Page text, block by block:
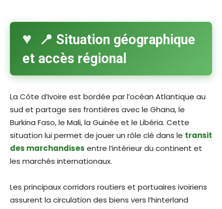
📍 Situation géographique
et accès régional
La Côte d’Ivoire est bordée par l’océan Atlantique au
sud et partage ses frontières avec le Ghana, le
Burkina Faso, le Mali, la Guinée et le Libéria. Cette
situation lui permet de jouer un rôle clé dans le transit
des marchandises entre l’intérieur du continent et
les marchés internationaux.
Les principaux corridors routiers et portuaires ivoiriens
assurent la circulation des biens vers l’hinterland